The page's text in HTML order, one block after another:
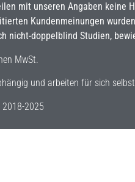
mit unseren Angaben keine
Kundenmeinungen
nicht-doppelblind Studien,
MwSt.
und arbeiten für sich
2025